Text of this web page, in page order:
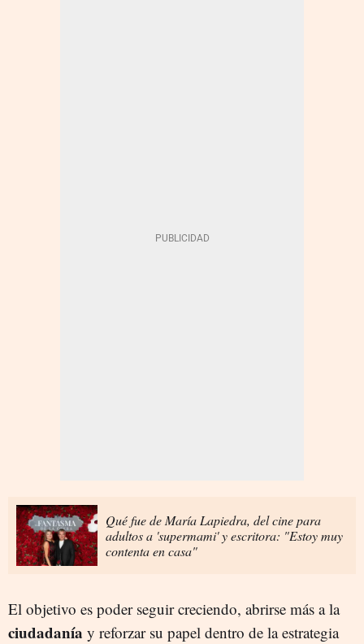
Qué fue de María Lapiedra, del cine para
adultos a 'supermami' y escritora: "Estoy muy
contenta en casa"
El objetivo es poder seguir creciendo, abrirse más a la
ciudadanía y reforzar su papel dentro de la estrategia